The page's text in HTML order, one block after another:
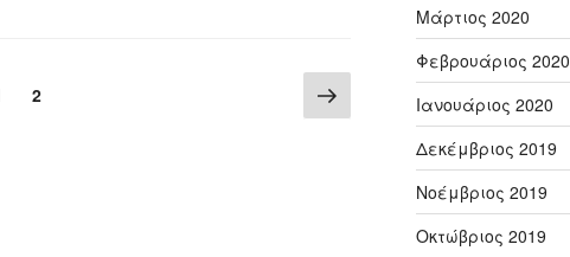
Σελίδα
2 Επόμενη
σελίδα
Μάρτιος 2020
Φεβρουάριος 2020
Ιανουάριος 2020
Δεκέμβριος 2019
Νοέμβριος 2019
Οκτώβριος 2019